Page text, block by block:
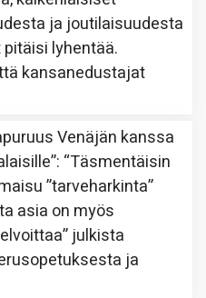
ja joutilaisuudesta
lyhentää.
kansanedustajat
Venäjän kanssa
: “Täsmentäisin
”tarveharkinta”
asia on myös
julkista
ja